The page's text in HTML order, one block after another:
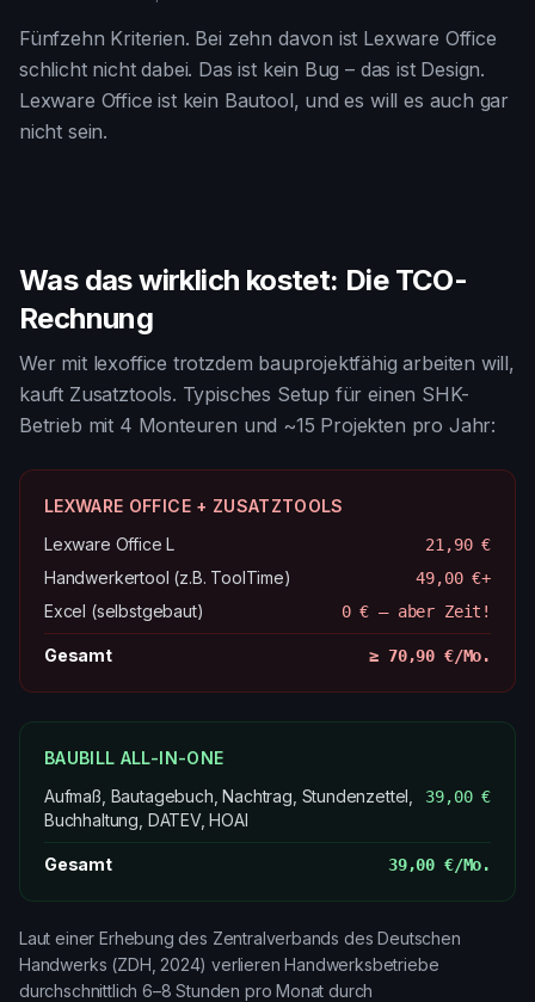
Fünfzehn Kriterien. Bei zehn davon ist Lexware Office
schlicht nicht dabei. Das ist kein Bug – das ist Design.
Lexware Office ist kein Bautool, und es will es auch gar
nicht sein.
Was das wirklich kostet: Die TCO-
Rechnung
Wer mit lexoffice trotzdem bauprojektfähig arbeiten will,
kauft Zusatztools. Typisches Setup für einen SHK-
Betrieb mit 4 Monteuren und ~15 Projekten pro Jahr:
LEXWARE OFFICE + ZUSATZTOOLS
Lexware Office L
21,90 €
Handwerkertool (z.B. ToolTime) 49,00 €+
Excel (selbstgebaut) 0 € – aber Zeit!
Gesamt ≥ 70,90 €/Mo.
BAUBILL ALL-IN-ONE
Aufmaß, Bautagebuch, Nachtrag, Stundenzettel,
Buchhaltung, DATEV, HOAI
39,00 €
Gesamt 39,00 €/Mo.
Laut einer Erhebung des Zentralverbands des Deutschen
Handwerks (ZDH, 2024) verlieren Handwerksbetriebe
durchschnittlich 6–8 Stunden pro Monat durch